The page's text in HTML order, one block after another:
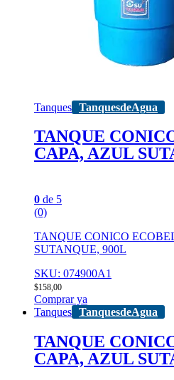
Tanques TanquesdeAgua
TANQUE
CAPA, AZUL
0 de 5
(0)
TANQUE CONICO
SUTANQUE, 900L
SKU: 074900A1
$158,00
Comprar ya
Tanques TanquesdeAgua
TANQUE
CAPA, AZUL